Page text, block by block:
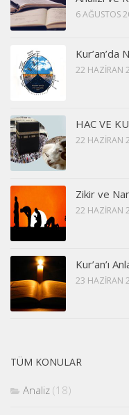
6 AĞUSTOS
Kur’an’da
22 HAZIRAN
HAC VE
22 HAZIRAN
Zikir ve
22 HAZIRAN
Kur’an’ı
23 HAZIRAN
TÜM KONULAR
Analiz (18)